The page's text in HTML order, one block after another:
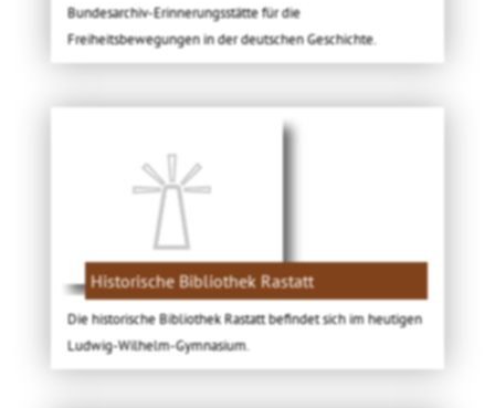
Bundesarchiv-Erinnerungsstätte für die
Freiheitsbewegungen in der deutschen Geschichte.
Historische Bibliothek Rastatt
Die historische Bibliothek Rastatt befindet sich im heutigen
Ludwig-Wilhelm-Gymnasium.